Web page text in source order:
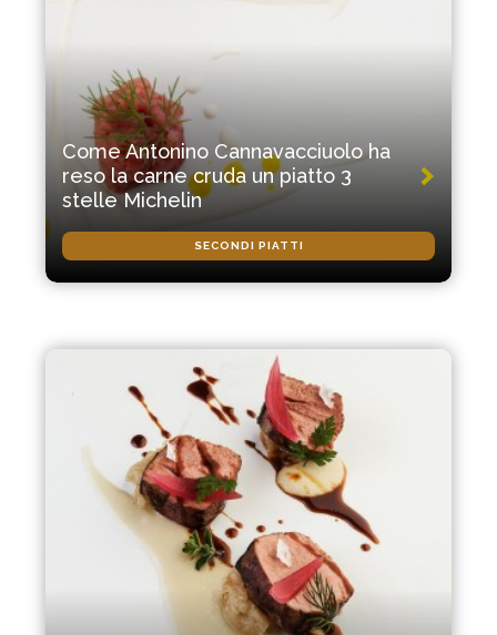
Come Antonino Cannavacciuolo ha
reso la carne cruda un piatto 3
stelle Michelin
SECONDI PIATTI